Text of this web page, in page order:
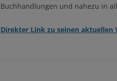
Buchhandlungen und nahezu in
Direkter Link zu seinen aktuellen